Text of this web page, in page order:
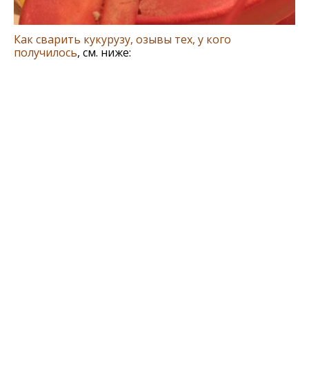
Как сварить кукурузу, озывы тех, у кого
получилось, см. ниже: